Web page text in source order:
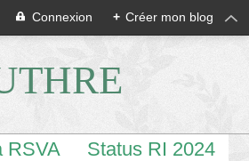
Connexion + Créer mon blog
RSVA Status RI 2024